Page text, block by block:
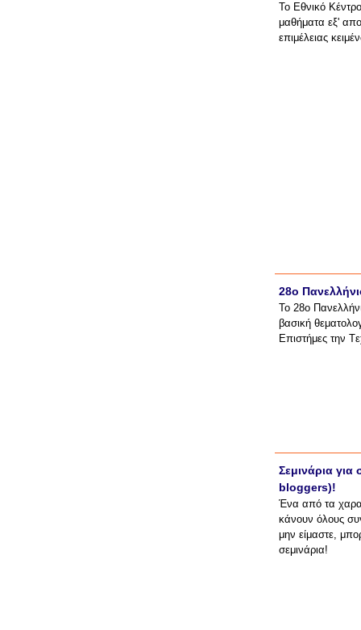
Το Εθνικό
μαθήματα εξ'
επιμέλειας
28ο
Το 28ο
βασική
Επιστήμες την
Σεμινάρια
bloggers)!
Ένα από τα
κάνουν όλους
μην είμαστε,
σεμινάρια!